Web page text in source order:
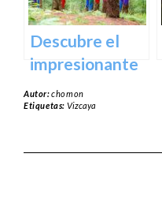
cultural
Descubre el
impresionante
arte natural del
Bosque de Oma
Autor:chomon
Etiquetas: Vizcaya